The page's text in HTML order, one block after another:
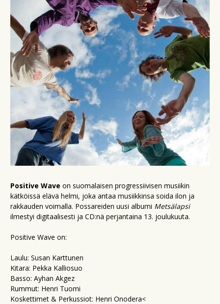
Positive Wave on suomalaisen progressiivisen musiikin
kätköissä elävä helmi, joka antaa musiikkinsa soida ilon ja
rakkauden voimalla. Possareiden uusi albumi Metsälapsi
ilmestyi digitaalisesti ja CD:nä perjantaina 13. joulukuuta.
Positive Wave on:
Laulu: Susan Karttunen
Kitara: Pekka Kalliosuo
Basso: Ayhan Akgez
Rummut: Henri Tuomi
Koskettimet & Perkussiot: Henri Onodera<